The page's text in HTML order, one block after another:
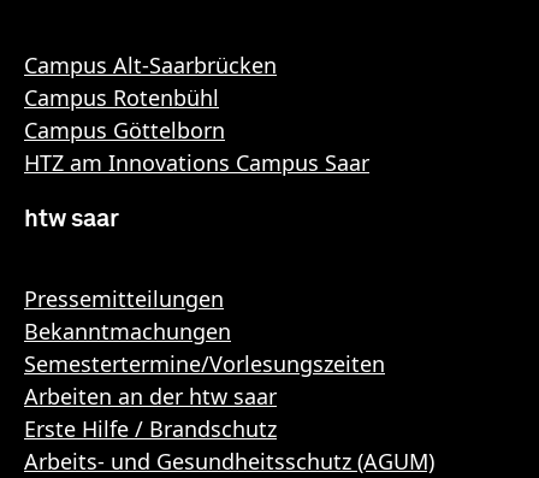
Campus Alt-Saarbrücken
Campus Rotenbühl
Campus Göttelborn
HTZ am Innovations Campus Saar
htw saar
Pressemitteilungen
Bekanntmachungen
Semestertermine/Vorlesungszeiten
Arbeiten an der htw saar
Erste Hilfe / Brandschutz
Arbeits- und Gesundheitsschutz (AGUM)